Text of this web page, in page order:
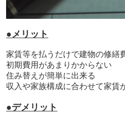
●メリット
家賃等を払うだけで建物の修繕
初期費用があまりかからない
住み替えが簡単に出来る
収入や家族構成に合わせて家賃
●デメリット